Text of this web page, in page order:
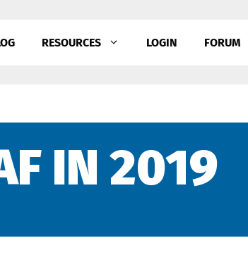
RESOURCES LOGIN FORUM
IN 2019